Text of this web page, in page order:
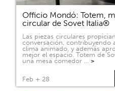
Officio Mondó: Totem,
circular de Sovet Italia®
Las piezas circulares
conversación, contribuyendo
clima animado, y además
mejor el espacio. Totem de
una mesa comedor … >
Feb + 28